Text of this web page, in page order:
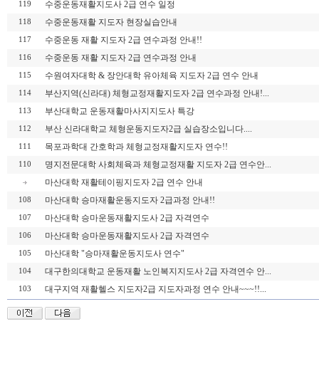
119 수중운동재활지도사 2급 연수 일정
118 수중운동재활 지도자 현장실습안내
117 수중운동 재활 지도자 2급 연수과정 안내!!
116 수중운동 재활 지도자 2급 연수과정 안내
115 수원여자대학 & 장안대학 유아체육 지도자 2급 연수 안내
114 부산지역(신라대) 체형교정재활지도자 2급 연수과정 안내!...
113 부산대학교 운동재활마사지지도사 특강
112 부산 신라대학교 체형운동지도자2급 실습장소입니다....
111 목포과학대 간호학과 체형교정재활지도자 연수!!
110
명지전문대학 사회체육과 체형교정재활 지도자 2급 연수안...
마산대학 재활테이핑지도자 2급 연수 안내
108 마산대학 승마재활운동지도자 2급과정 안내!!
107 마산대학 승마운동재활지도사 2급 자격연수
106 마산대학 승마운동재활지도사 2급 자격연수
105 마산대학 "승마재활운동지도사 연수"
104 대구한의대학교 운동재활 노인복지지도사 2급 자격연수 안...
103 대구지역 재활헬스 지도자2급 지도자과정 연수 안내~~~!!...